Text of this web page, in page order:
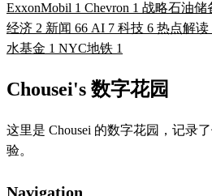
ExxonMobil 1 Chevron 1 战略石油储
经济 2 新闻 66 AI 7 科技 6 热点解读
水基金 1 NYC地铁 1
Chousei's 数字花园
这里是 Chousei 的数字花园，记录
验。
Navigation